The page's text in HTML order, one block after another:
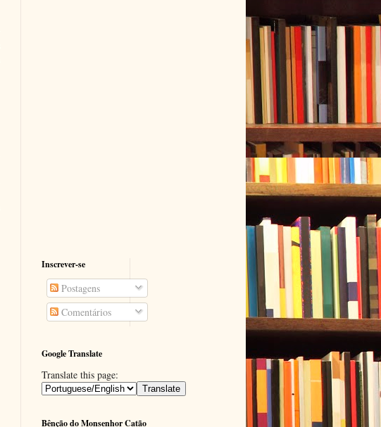
Inscrever-se
Postagens
Comentários
Google Translate
Translate this page:
Bênção do Monsenhor Catão